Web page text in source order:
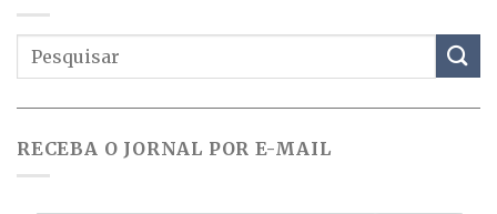
RECEBA O JORNAL POR E-MAIL